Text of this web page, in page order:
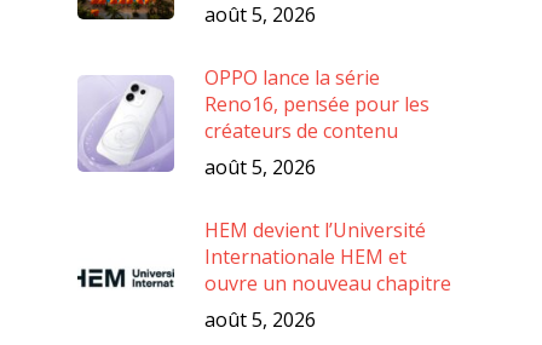
août 5, 2026
OPPO lance la série
Reno16, pensée pour les
créateurs de contenu
août 5, 2026
HEM devient l’Université
Internationale HEM et
ouvre un nouveau chapitre
août 5, 2026